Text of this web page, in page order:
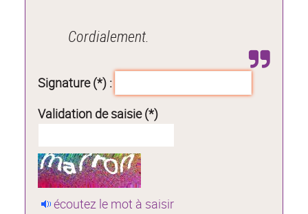
Cordialement.
Signature (*) :
Validation de saisie (*)
écoutez le mot à saisir